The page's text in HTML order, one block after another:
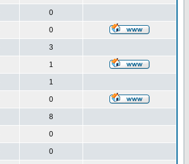
0
0
3
1
1
0
8
0
0